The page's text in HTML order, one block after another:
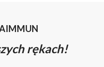
rękach!